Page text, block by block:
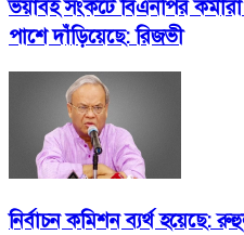
ভয়াবহ সংকটে বিএনপির
পাশে দাঁড়িয়েছে: রিজভী
নির্বাচন কমিশন ব্যর্থ হয়েছে: